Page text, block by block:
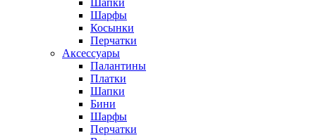
Шапки
Шарфы
Косынки
Перчатки
Аксессуары
Палантины
Платки
Шапки
Бини
Шарфы
Перчатки